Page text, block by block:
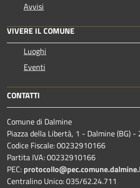
Avvisi
VIVERE IL COMUNE
Luoghi
Eventi
CONTATTI
Comune di Dalmine
Piazza della Libertà, 1 - Dalmine (BG) -
Codice Fiscale: 00232910166
Partita IVA: 00232910166
PEC:
Centralino Unico: 035/62.24.711